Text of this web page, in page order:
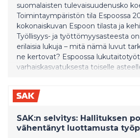
suomalaisten tulevaisuudenusko
Toimintaympäristön tila Espoossa
kokonaiskuvan Espoon tilasta ja
Työllisyys- ja työttömyysasteesta
erilaisia lukuja – mitä nämä luvut
ne kertovat? Espoossa
varhaiskasvatuksesta toiselle
SAK:n selvitys: Hallituksen
vähentänyt luottamusta